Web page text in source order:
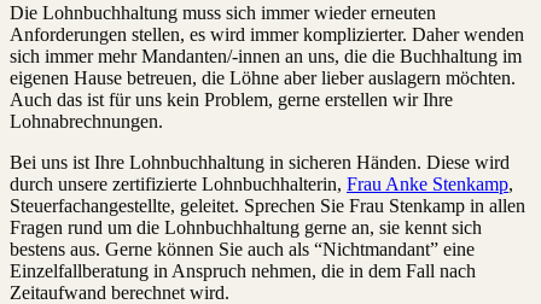
Die Lohnbuchhaltung muss sich immer wieder erneuten
Anforderungen stellen, es wird immer komplizierter. Daher wenden
sich immer mehr Mandanten/-innen an uns, die die Buchhaltung im
eigenen Hause betreuen, die Löhne aber lieber auslagern möchten.
Auch das ist für uns kein Problem, gerne erstellen wir Ihre
Lohnabrechnungen.
Bei uns ist Ihre Lohnbuchhaltung in sicheren Händen. Diese wird
durch unsere zertifizierte Lohnbuchhalterin, Frau Anke Stenkamp,
Steuerfachangestellte, geleitet. Sprechen Sie Frau Stenkamp in allen
Fragen rund um die Lohnbuchhaltung gerne an, sie kennt sich
bestens aus. Gerne können Sie auch als “Nichtmandant” eine
Einzelfallberatung in Anspruch nehmen, die in dem Fall nach
Zeitaufwand berechnet wird.